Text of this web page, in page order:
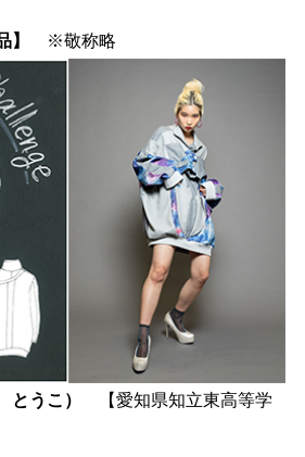
】 ※敬称略
うこ）
【愛知県知立東高等学